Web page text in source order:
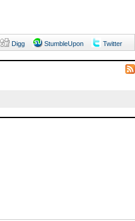
Digg StumbleUpon Twitter